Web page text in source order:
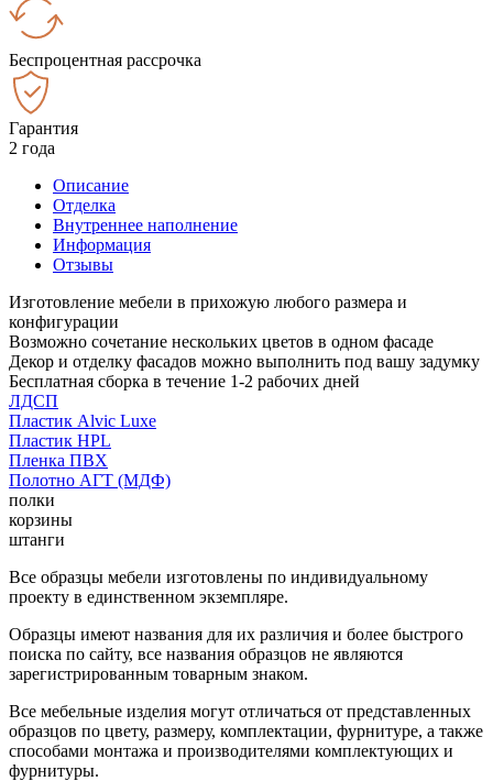
Беспроцентная рассрочка
Гарантия
2 года
Описание
Отделка
Внутреннее наполнение
Информация
Отзывы
Изготовление мебели в прихожую любого размера и
конфигурации
Возможно сочетание нескольких цветов в одном фасаде
Декор и отделку фасадов можно выполнить под вашу задумку
Бесплатная сборка в течение 1-2 рабочих дней
ЛДСП
Пластик Alvic Luxe
Пластик HPL
Пленка ПВХ
Полотно АГТ (МДФ)
полки
корзины
штанги
Все образцы мебели изготовлены по индивидуальному
проекту в единственном экземпляре.
Образцы имеют названия для их различия и более быстрого
поиска по сайту, все названия образцов не являются
зарегистрированным товарным знаком.
Все мебельные изделия могут отличаться от представленных
образцов по цвету, размеру, комплектации, фурнитуре, а также
способами монтажа и производителями комплектующих и
фурнитуры.